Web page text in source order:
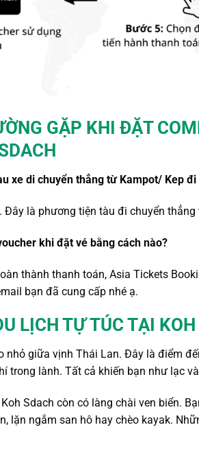
GẶP KHI ĐẶT
xe di chuyển thẳng từ Kampot/ Kep
Đây là phương tiện tàu đi chuyển
khi đặt vé bằng cách nào?
thành thanh toán, Asia Tickets
bạn đã cung cấp nhé ạ.
LỊCH TỰ TÚC TẠI
nhỏ giữa vịnh Thái Lan. Đây là điểm
trong lành. Tất cả khiến bạn như lạc
Sdach còn có làng chài ven biển.
lặn ngắm san hô hay chèo kayak.